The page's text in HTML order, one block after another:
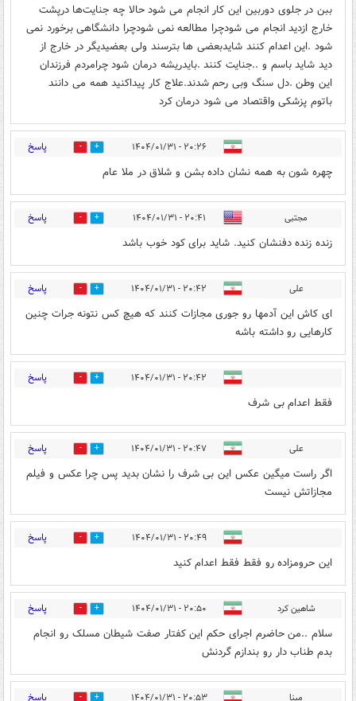
ببن در جلوی دوربین این کار انجام می شود حالا چه جنایت‌ها درپشت
خارج ازدید انجام می شودچرا مطالعه نمی شودچرا دانشگاهی برخورد نمی
شود .این اعدام کنند شایدبعضی ها بترسند ولی بعضیدیگر در خارج از
دید شاید باسم و ..‌جنایت کنند .بایدریشه درمان شود چرامردم فرزندان
این وطن .دل سنگ وبی رحم شدند.علاج کار پیداکنید همه می دانند
باتوم پزشکی واقتصاد می شود درمان کرد
۲۰:۲۶ - ۱۴۰۴/۰۱/۳۱ 4 پاسخ
چهره شون به همه نشان داده بشن و شلاق در ملا عام
مجتبی ۲۰:۴۱ - ۱۴۰۴/۰۱/۳۱ 3 پاسخ
زنده زنده دفنشان کنید. شاید برای کود خوب باشد
علی ۲۰:۴۲ - ۱۴۰۴/۰۱/۳۱ 3 پاسخ
ای کاش این آدمها رو جوری مجازات کنند که هیچ کس نتونه جرات چنین
کارهایی رو داشته باشه
۲۰:۴۲ - ۱۴۰۴/۰۱/۳۱ 3 پاسخ
فقط اعدام بی شرف
علی ۲۰:۴۷ - ۱۴۰۴/۰۱/۳۱ 3 پاسخ
اگر راست میگین عکس این بی شرف را نشان بدید پس چرا عکس و فیلم
مجازاتش نیست
۲۰:۴۹ - ۱۴۰۴/۰۱/۳۱ 4 پاسخ
این حرومزاده رو فقط فقط اعدام کنید
شاهین کرد ۲۰:۵۰ - ۱۴۰۴/۰۱/۳۱ 5 پاسخ
سلام ..من حاضرم اجرای حکم این کفتار صفت شیطان مسلک رو انجام
بدم طناب دار رو بندازم گردنش
مینا ۲۰:۵۳ - ۱۴۰۴/۰۱/۳۱ 3 پاسخ